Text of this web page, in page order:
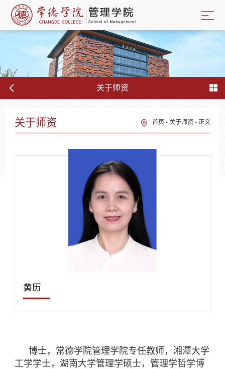
关于师资
关于师资 首页 -关于师资 - 正文
黄历
博士，常德学院管理学院专任教师，湘潭大学
工学学士，湖南大学管理学硕士，管理学哲学博